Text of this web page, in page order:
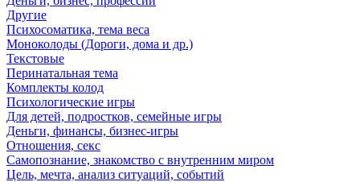
Другие
Психосоматика, тема веса
Моноколоды (Дороги, дома и др.)
Текстовые
Перинатальная тема
Комплекты колод
Психологические игры
Для детей, подростков, семейные игры
Деньги, финансы, бизнес-игры
Отношения, секс
Самопознание, знакомство с внутренним миром
Цель, мечта, анализ ситуаций, событий